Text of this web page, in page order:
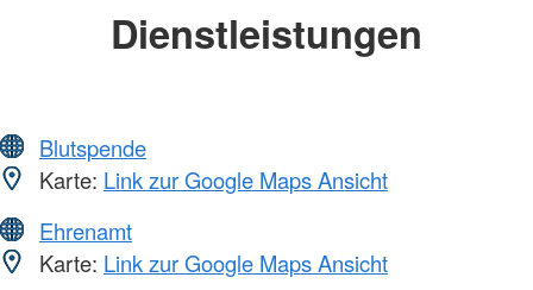
Dienstleistungen
Blutspende
Karte: Link zur Google Maps Ansicht
Ehrenamt
Karte: Link zur Google Maps Ansicht